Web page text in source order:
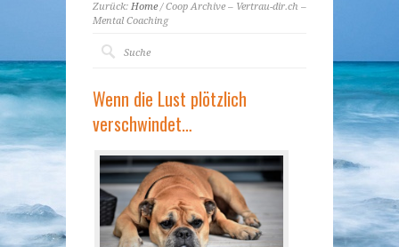
Zurück: Home/ Coop Archive – Vertrau-dir.ch –
Mental Coaching
Wenn die Lust plötzlich
verschwindet…